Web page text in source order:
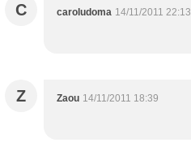
C caroludoma 14/11/2011 22:13
Z Zaou 14/11/2011 18:39